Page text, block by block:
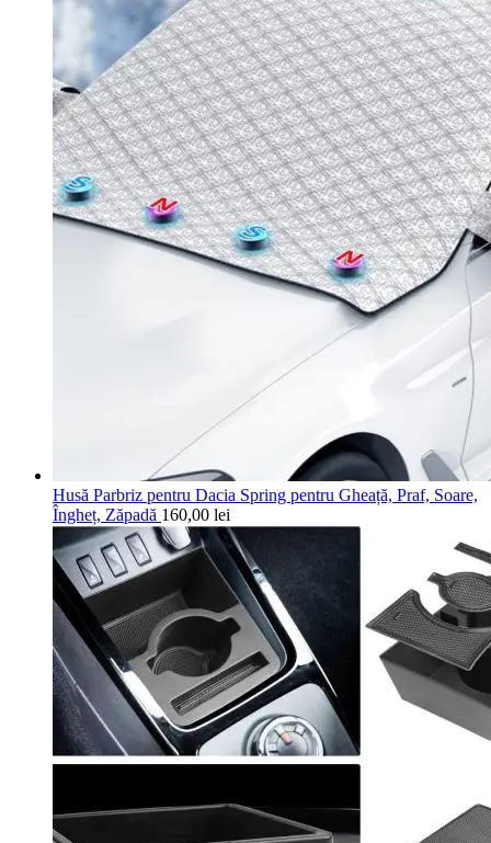
Husă Parbriz pentru Dacia Spring pentru Gheață, Praf, Soare,
Îngheț, Zăpadă 160,00 lei